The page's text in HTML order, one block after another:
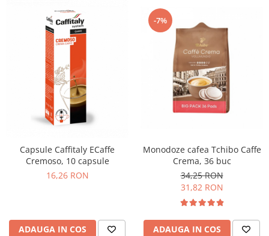
Capsule Caffitaly ECaffe
Cremoso, 10 capsule
16,26 RON
ADAUGA IN COS
-7%
Monodoze cafea Tchibo Caffe
Crema, 36 buc
34,25 RON
31,82 RON
ADAUGA IN COS